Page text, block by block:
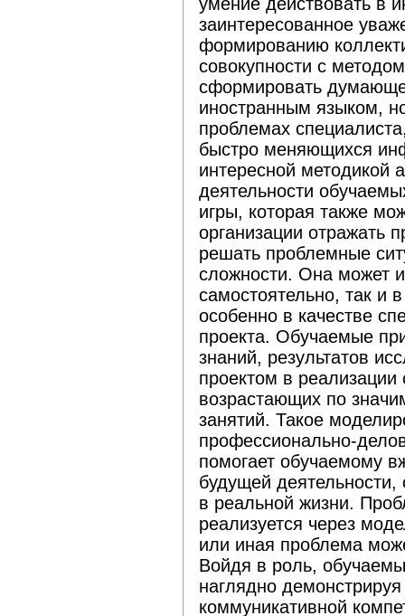
заинтересованное
формированию
совокупности с
сформировать
иностранным языком,
проблемах
быстро меняющихся
интересной методикой
деятельности
игры, которая также
организации отражать
решать проблемные
сложности. Она может
самостоятельно, так и
особенно в качестве
проекта. Обучаемые
знаний, результатов
проектом в
возрастающих по
занятий. Такое
профессионально-
помогает обучаемому
будущей деятельности,
в реальной жизни.
реализуется через
или иная проблема
Войдя в роль,
наглядно
коммуникативной